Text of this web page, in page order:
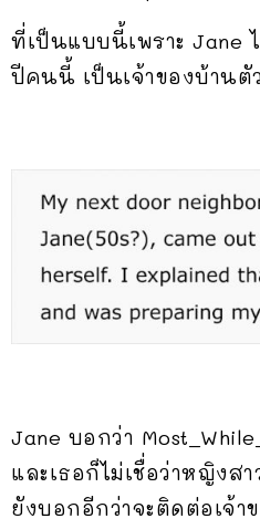
ที่เป็นแบบนี้เพราะ Jane
ปีคนนี้ เป็นเจ้าของบ้านตั
Jane บอกว่า
และเธอก็ไม่เชื่อว่าหญิงส
ยังบอกอีกว่าจะติดต่อเจ้า